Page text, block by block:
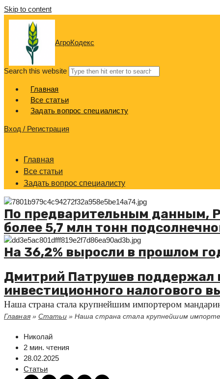
Skip to content
АгроКодекс
Search this website
Главная
Все статьи
Задать вопрос специалисту
Вход / Регистрация
Главная
Все статьи
Задать вопрос специалисту
По предварительным данным,
более 5,7 млн тонн
На 36,2% выросли в прошлом
Дмитрий Патрушев поддержал
инвестиционного налогового
Наша страна стала крупнейшим импортером
Главная»Статьи» Наша страна стала крупнейшим
Николай
2 мин. чтения
28.02.2025
Статьи